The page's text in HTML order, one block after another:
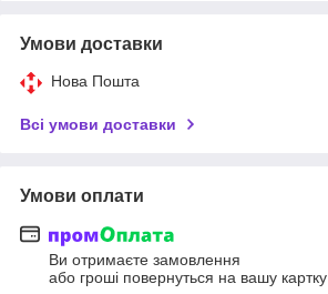
Умови доставки
Нова Пошта
Всі умови доставки
Умови оплати
Ви отримаєте замовлення
або гроші повернуться на вашу картку